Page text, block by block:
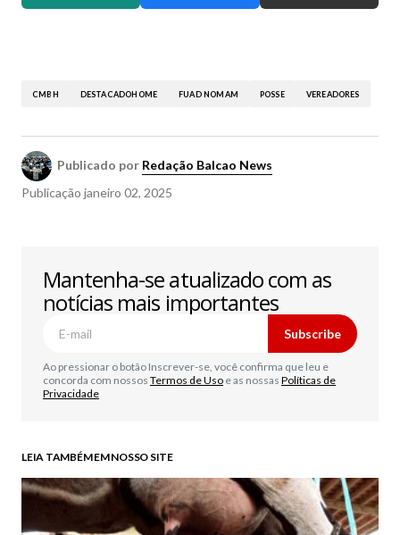
CMBH DESTACADOHOME FUAD NOMAM POSSE VEREADORES
Publicado por Redação Balcao News
Publicação janeiro 02, 2025
Mantenha-se atualizado com as
notícias mais importantes
Subscribe
Ao pressionar o botão Inscrever-se, você confirma que leu e
concorda com nossos Termos de Uso e as nossas Políticas de
Privacidade
LEIA TAMBÉM EM NOSSO SITE